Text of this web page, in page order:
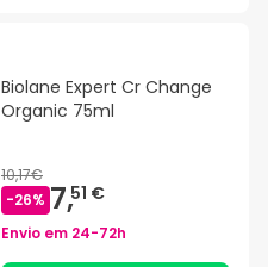
Biolane Expert Cr Change
Organic 75ml
10,17€
-26% 7,51 €
Envio em 24-72h